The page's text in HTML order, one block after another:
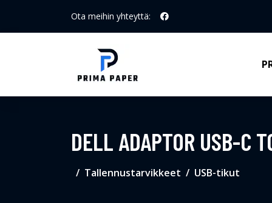
Ota meihin yhteyttä:
DELL ADAPTOR USB-C
Tallennustarvikkeet USB-tikut